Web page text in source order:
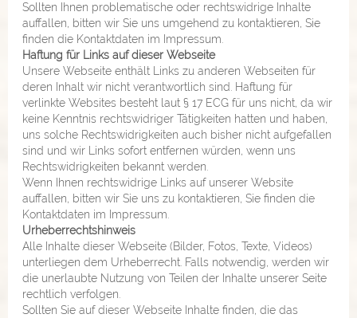
Sollten Ihnen problematische oder rechtswidrige Inhalte
auffallen, bitten wir Sie uns umgehend zu kontaktieren, Sie
finden die Kontaktdaten im Impressum.
Haftung für Links auf dieser Webseite
Unsere Webseite enthält Links zu anderen Webseiten für
deren Inhalt wir nicht verantwortlich sind. Haftung für
verlinkte Websites besteht laut§ 17 ECG für uns nicht, da wir
keine Kenntnis rechtswidriger Tätigkeiten hatten und haben,
uns solche Rechtswidrigkeiten auch bisher nicht aufgefallen
sind und wir Links sofort entfernen würden, wenn uns
Rechtswidrigkeiten bekannt werden.
Wenn Ihnen rechtswidrige Links auf unserer Website
auffallen, bitten wir Sie uns zu kontaktieren, Sie finden die
Kontaktdaten im Impressum.
Urheberrechtshinweis
Alle Inhalte dieser Webseite (Bilder, Fotos, Texte, Videos)
unterliegen dem Urheberrecht. Falls notwendig, werden wir
die unerlaubte Nutzung von Teilen der Inhalte unserer Seite
rechtlich verfolgen.
Sollten Sie auf dieser Webseite Inhalte finden, die das